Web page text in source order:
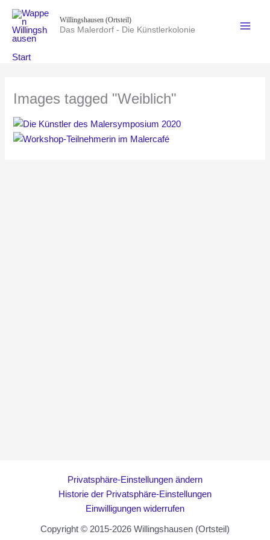
Inhalt
springen
Willingshausen (Ortsteil)
Das Malerdorf - Die Künstlerkolonie
Start
Images tagged "Weiblich"
Privatsphäre-Einstellungen ändern
Historie der Privatsphäre-Einstellungen
Einwilligungen widerrufen
Copyright © 2015-2026 Willingshausen (Ortsteil)